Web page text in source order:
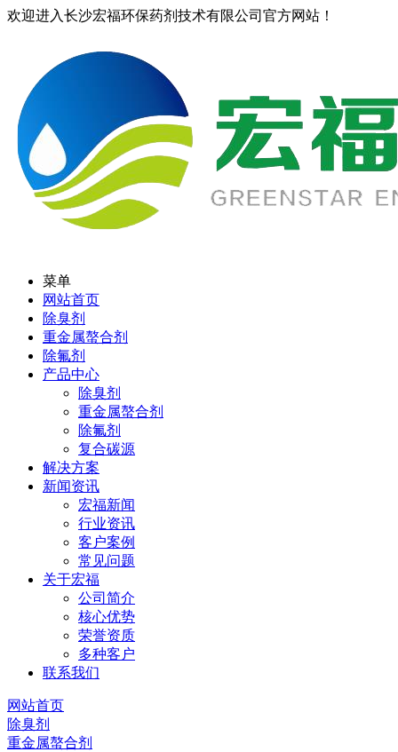
欢迎进入长沙宏福环保药剂技术有限公司官方网站！
菜单
网站首页
除臭剂
重金属螯合剂
除氟剂
产品中心
除臭剂
重金属螯合剂
除氟剂
复合碳源
解决方案
新闻资讯
宏福新闻
行业资讯
客户案例
常见问题
关于宏福
公司简介
核心优势
荣誉资质
多种客户
联系我们
网站首页
除臭剂
重金属螯合剂